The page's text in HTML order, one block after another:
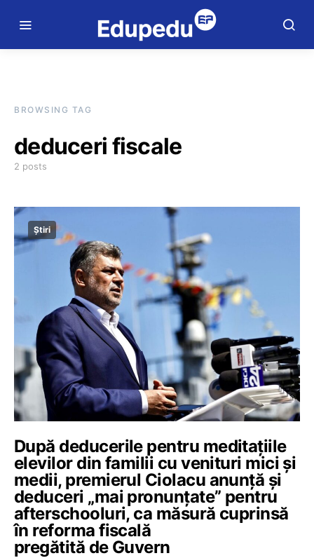
BROWSING TAG
deduceri fiscale
2 posts
Știri
După deducerile pentru meditațiile
elevilor din familii cu venituri mici și
medii, premierul Ciolacu anunță și
deduceri „mai pronunțate” pentru
afterschooluri, ca măsură cuprinsă
în reforma fiscală
pregătită de Guvern